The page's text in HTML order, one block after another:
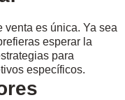
venta es única. Ya sea
esperar la
para
específicos.